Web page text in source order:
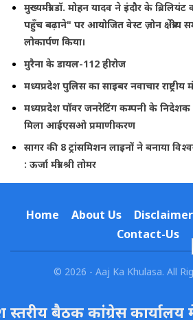
मुख्यमंत्री डॉ. मोहन यादव ने इंदौर के
पहुँच बढ़ाने" पर आयोजित वेस्ट ज़ोन क्षेत्रीय
लोकार्पण किया।
मुरैना के डायल-112 हीरोज
मध्यप्रदेश पुलिस का साइबर नवाचार राष्ट्रीय
मध्यप्रदेश पॉवर जनरेटिंग कम्पनी के निदेशक
मिला आईएसओ प्रमाणीकरण
सागर की 8 ट्रांसमिशन लाइनों ने बनाया
: ऊर्जा मंत्री श्री तोमर
Home About Us Disclaimer
Contact-Us
© 2026 - Aaj Ka Khulasa. All
बैठक कांग्रेस कार्यालय